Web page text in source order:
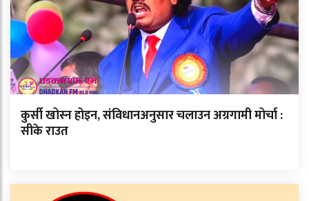
कुर्सी खोस्न होइन, संविधानअनुसार चलाउन अग्रगामी मोर्चा :
सीके राउत